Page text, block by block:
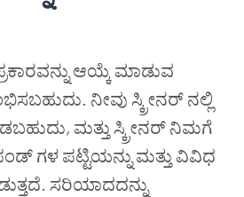
ಆಯ್ಕೆ ಮಾಡುವ
ನೀವು ಸ್ಕ್ರೀನರ್ ನಲ್ಲಿ
, ಮತ್ತು ಸ್ಕ್ರೀನರ್ ನಿಮಗೆ
ಗಳ ಪಟ್ಟಿಯನ್ನು ಮತ್ತು ವಿವಿಧ
ಸರಿಯಾದದನ್ನು